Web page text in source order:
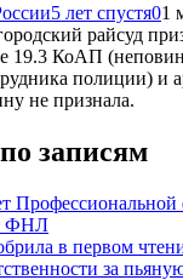
5 лет спустя01
райсуд
19.3 КоАП
полиции) и
не признала.
записям
Профессиональной
ФНЛ
в первом
за